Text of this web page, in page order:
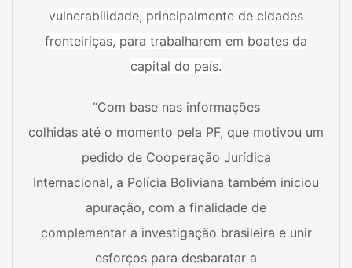
vulnerabilidade, principalmente de cidades
fronteiriças, para trabalharem em boates da
capital do país.
“Com base nas informações
colhidas até o momento pela PF, que motivou um
pedido de Cooperação Jurídica
Internacional, a Polícia Boliviana também iniciou
apuração, com a finalidade de
complementar a investigação brasileira e unir
esforços para desbaratar a